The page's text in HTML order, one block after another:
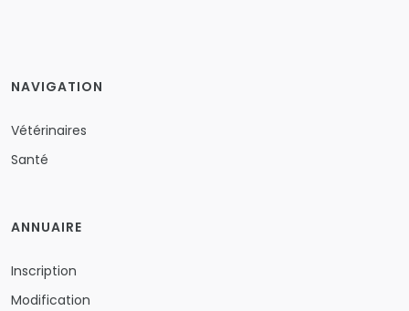
NAVIGATION
Vétérinaires
Santé
ANNUAIRE
Inscription
Modification